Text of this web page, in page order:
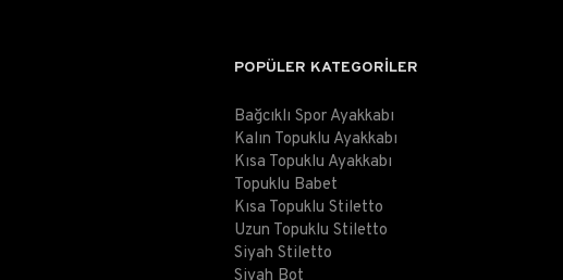
POPÜLER KATEGORİLER
Bağcıklı Spor Ayakkabı
Kalın Topuklu Ayakkabı
Kısa Topuklu Ayakkabı
Topuklu Babet
Kısa Topuklu Stiletto
Uzun Topuklu Stiletto
Siyah Stiletto